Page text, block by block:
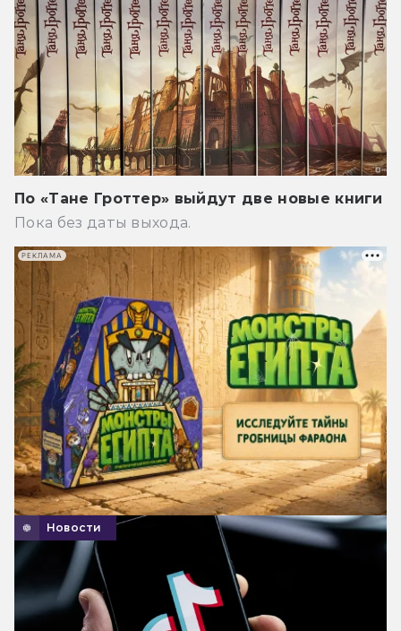
По «Тане Гроттер» выйдут две новые книги
Пока без даты выхода.
Новости
РЕКЛАМА